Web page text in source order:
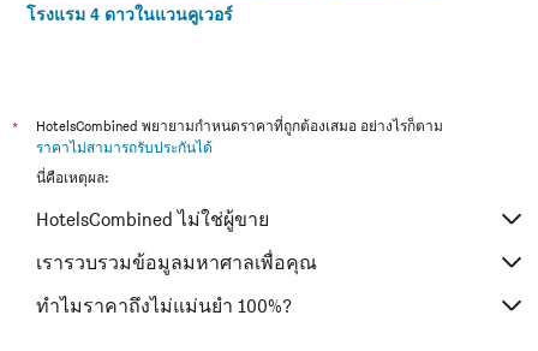
โรงแรม 4 ดาวในแวนคูเวอร์
*
HotelsCombined พยายามกำหนดราคาที่ถูกต้องเสมอ อย่างไรก็ตาม
ราคาไม่สามารถรับประกันได้
นี่คือเหตุผล:
HotelsCombined ไม่ใช่ผู้ขาย
เรารวบรวมข้อมูลมหาศาลเพื่อคุณ
ทำไมราคาถึงไม่แม่นยำ 100%?